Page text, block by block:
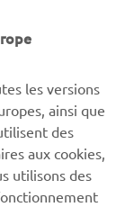
les versions
ainsi que
des
aux cookies,
utilisons des